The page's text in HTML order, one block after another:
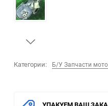
Категории: Б/У Запчасти